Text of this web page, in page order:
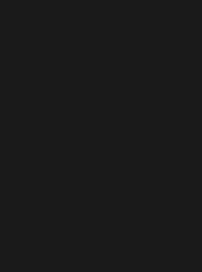
αργότερα,
ο απορροφητήρας
καθαρίσει η κουζίνα